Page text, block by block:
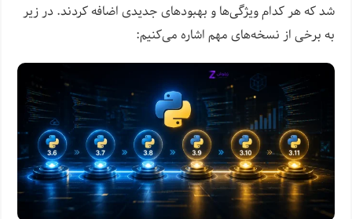
شد که هر کدام ویژگی‌ها و بهبودهای جدیدی اضافه کردند. در زیر
به برخی از نسخه‌های مهم اشاره می‌کنیم: